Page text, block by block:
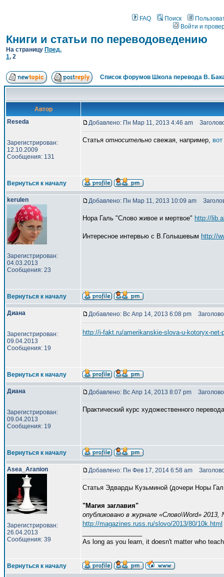
FAQ Поиск
Войти и
Книги и статьи по переводоведению
На страницу Пред.
1, 2
Список форумов Школа перевода В.
Автор
Reseda
Зарегистрирован:
12.10.2009
Сообщения: 131
Добавлено: Пн Мар 11, 2013 4:46 am
Cтатья относительно свежая, например, вот
Вернуться к началу
kerulen
Зарегистрирован:
04.03.2013
Сообщения: 23
Добавлено: Пн Мар 11, 2013 10:09 am
Нора Галь "Слово живое и мертвое" http://
Интересное интервью с В.Голышевым http://
Вернуться к началу
Диана
Зарегистрирован:
09.04.2013
Сообщения: 19
Добавлено: Вс Апр 14, 2013 6:08 pm
http://i-fakt.ru/amerikanskie-slova-u-kotoryx-net-
Вернуться к началу
Диана
Зарегистрирован:
09.04.2013
Сообщения: 19
Добавлено: Вс Апр 14, 2013 8:07 pm
Практический курс художественного
Вернуться к началу
Asea_Aranion
Зарегистрирован:
26.04.2013
Сообщения: 39
Добавлено: Пн Фев 17, 2014 6:58 am
Статья Эдварды Кузьминой (дочери Норы
"Магия заглавия"
опубликовано в журнале «Слово\Word»
http://magazines.russ.ru/slovo/2013/80/10k.html
As long as you learn, it doesn't matter who
Вернуться к началу